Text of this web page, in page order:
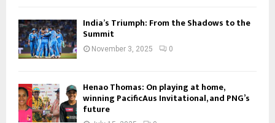
India’s Triumph: From the Shadows to the
Summit
November 3, 2025 0
Henao Thomas: On playing at home,
winning PacificAus Invitational, and PNG’s
future